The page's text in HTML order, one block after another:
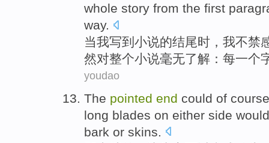
whole story from the first
way.
当我写到 小说的结尾时 ，我不禁
然对整个小说毫无了解 ： 每一个
youdao
The pointed end could of course
long blades on either side
bark or skins